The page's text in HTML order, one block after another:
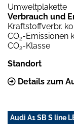
Umweltplakette
Verbrauch und
Kraftstoffverbr.
CO2-Emissionen
CO2-Klasse
Standort
Details zum
Audi A1 SB S line